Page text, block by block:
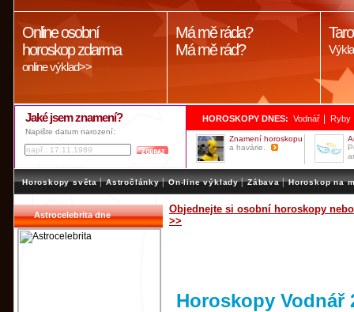
Online osobní
horoskop zdarma
online výklad>>
Má mě ráda?
Má mě rád?
Jaké jsem znamení?
Napište datum narození:
HOROSKOPY DNES: Vodnář Ryby
Znamení horoskopu
a havárie.
Horoskopy světa | Astročlánky | On-line výklady | Zábava | Horoskop na
Astrocelebrita dne
Objednejte si osobní horoskopy
>>
Horoskopy Vodnář